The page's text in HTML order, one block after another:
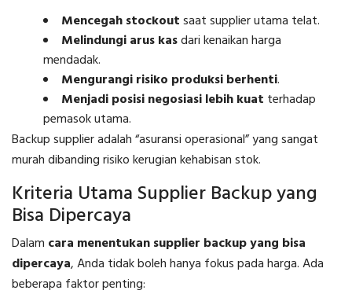
Mencegah stockoutsaat supplier utama telat.
Melindungi arus kasdari kenaikan harga
mendadak.
Mengurangi risiko produksi berhenti.
Menjadi posisi negosiasi lebih kuat terhadap
pemasok utama.
Backup supplier adalah “asuransi operasional” yang sangat
murah dibanding risiko kerugian kehabisan stok.
Kriteria Utama Supplier Backup yang
Bisa Dipercaya
Dalam cara menentukan supplier backup yang bisa
dipercaya, Anda tidak boleh hanya fokus pada harga. Ada
beberapa faktor penting: